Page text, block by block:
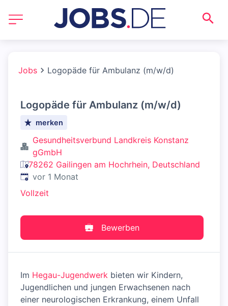
Jobs Logopäde für Ambulanz (m/w/d)
Logopäde für Ambulanz (m/w/d)
merken
Gesundheitsverbund Landkreis Konstanz
gGmbH
78262 Gailingen am Hochrhein, Deutschland
Veröffentlicht:
vor 1 Monat
Vollzeit
Bewerben
Im Hegau-Jugendwerk bieten wir Kindern,
Jugendlichen und jungen Erwachsenen nach
einer neurologischen Erkrankung, einem Unfall